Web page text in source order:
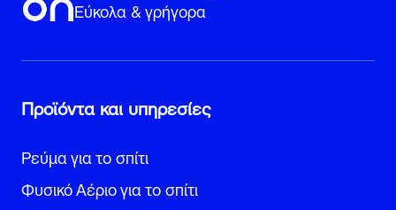
Εύκολα & γρήγορα
Προϊόντα και υπηρεσίες
Ρεύμα για το σπίτι
Φυσικό Αέριο για το σπίτι